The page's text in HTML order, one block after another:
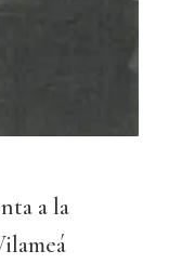
a la